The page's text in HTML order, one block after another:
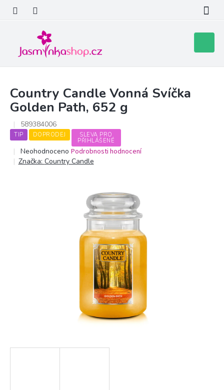
obsah
košík
Country Candle Vonná Svíčka
Golden Path, 652 g
589384006
TIP DOPRODEJ
SLEVA PRO
PŘIHLÁŠENÉ
Průměrné
hodnocení
Neohodnoceno Podrobnosti hodnocení
Značka: Country Candle